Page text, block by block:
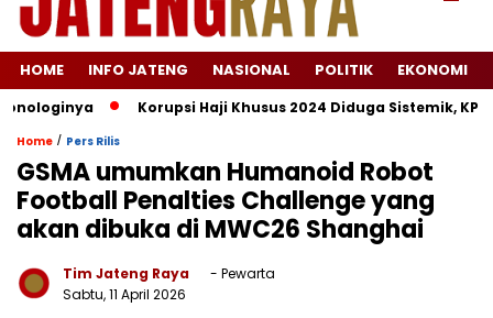
HOME INFO JATENG NASIONAL POLITIK EKONOMI
Korupsi Haji Khusus 2024 Diduga Sistemik, KPK
Home / Pers Rilis
GSMA umumkan Humanoid Robot
Football Penalties Challenge yang
akan dibuka di MWC26 Shanghai
Tim Jateng Raya
- Pewarta
Sabtu, 11 April 2026